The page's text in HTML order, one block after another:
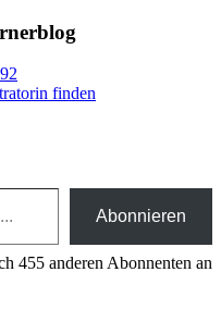
Abonnieren
455 anderen Abonnenten an